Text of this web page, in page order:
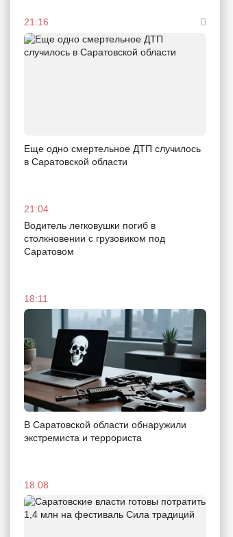
21:16
Еще одно смертельное ДТП случилось
в Саратовской области
21:04
Водитель легковушки погиб в
столкновении с грузовиком под
Саратовом
18:11
В Саратовской области обнаружили
экстремиста и террориста
18:08